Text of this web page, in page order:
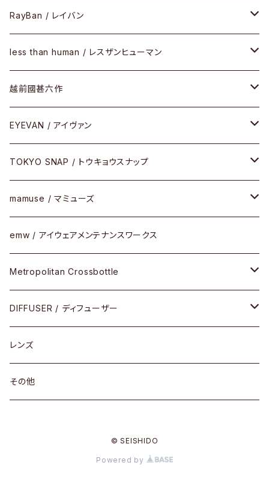
SIRMONT（サーモントシリーズ）
SUNSHIFT
ケア用品
その他
メガネフレーム
サングラス
Frogskins(フロッグスキン )
Latch(ラッチ)
その他
修理
小物
RayBan / レイバン
メガネフレーム
サングラス
その他
less than human / レスザンヒューマン
メガネフレーム
サングラス
その他
越前國甚六作
セルフレーム
メタルフレーム
コンビフレーム
EYEVAN / アイヴァン
メガネ
サングラス
その他
TOKYO SNAP / トウキョウスナップ
セルフレーム
メタルフレーム
コンビネーション
mamuse / マミューズ
セル
メタル
コンビ
emw / アイウェアメンテナンスワークス
Metropolitan Crossbottle
30cm×30cm
18cm×13cm
DIFFUSER / ディフューザー
グラスコード
メガネケース
レンズ
その他
© SEISHIDO
Powered by